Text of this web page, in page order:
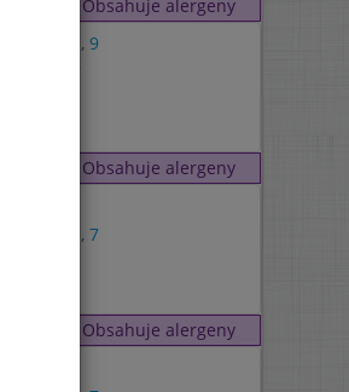
Obsahuje alergeny
, 9
Obsahuje alergeny
, 7
Obsahuje alergeny